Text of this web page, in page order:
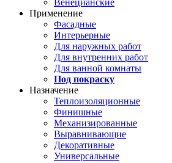
Применение
Фасадные
Интерьерные
Для наружных работ
Для внутренних работ
Для ванной комнаты
Под покраску
Назначение
Теплоизоляционные
Финишные
Механизированные
Выравнивающие
Декоративные
Универсальные